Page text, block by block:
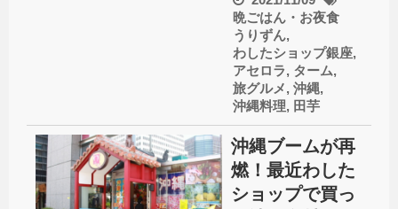
晩ごはん・お夜食
うりずん,
わしたショップ銀座,
アセロラ, ターム,
旅グルメ, 沖縄,
沖縄料理, 田芋
沖縄ブームが再
燃！最近わした
ショップで買っ